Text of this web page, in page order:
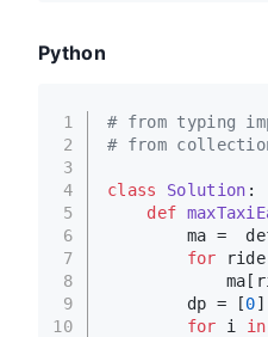
Python
1
2
3
4
5
6
7
8
9
10
# from typing
# from
class Solution :
def
ma =
for ride
        dp = [
0
for i in